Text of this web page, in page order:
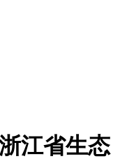
江省生态